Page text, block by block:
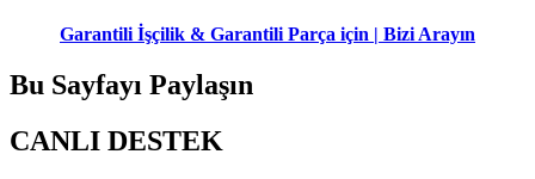
Garantili İşçilik & Garantili Parça için | Bizi Arayın
Bu Sayfayı Paylaşın
CANLI DESTEK